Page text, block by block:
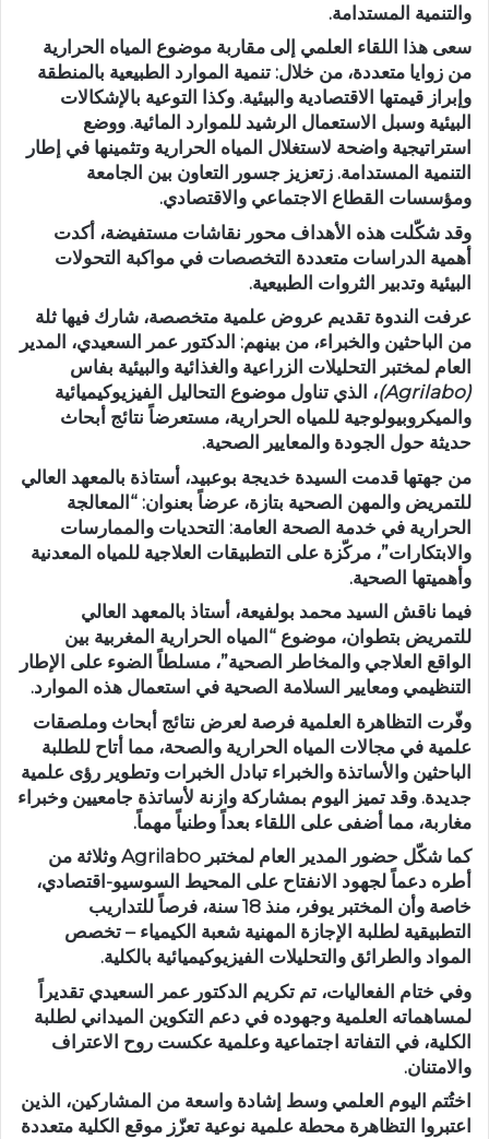
والتنمية المستدامة.
سعى هذا اللقاء العلمي إلى مقاربة موضوع المياه الحرارية
من زوايا متعددة، من خلال: تنمية الموارد الطبيعية بالمنطقة
وإبراز قيمتها الاقتصادية والبيئية. وكذا
التوعية بالإشكالات
البيئية وسبل الاستعمال الرشيد للموارد المائية. ووضع
استراتيجية واضحة لاستغلال المياه الحرارية وتثمينها في إطار
التنمية المستدامة. ز تعزيز جسور التعاون بين الجامعة
ومؤسسات القطاع الاجتماعي والاقتصادي.
وقد شكّلت هذه الأهداف محور نقاشات مستفيضة، أكدت
أهمية الدراسات متعددة التخصصات في مواكبة التحولات
البيئية وتدبير الثروات الطبيعية.
عرفت الندوة تقديم عروض علمية متخصصة، شارك فيها ثلة
من الباحثين والخبراء، من بينهم: الدكتور عمر السعيدي، المدير
العام لمختبر التحليلات الزراعية والغذائية والبيئية بفاس
(Agrilabo)
، الذي تناول موضوع التحاليل الفيزيوكيميائية
والميكروبيولوجية للمياه الحرارية، مستعرضاً نتائج أبحاث
حديثة حول الجودة والمعايير الصحية.
من جهتها قدمت السيدة خديجة بوعبيد، أستاذة بالمعهد العالي
للتمريض والمهن الصحية بتازة، عرضاً بعنوان: “المعالجة
الحرارية في خدمة الصحة العامة: التحديات والممارسات
والابتكارات”، مركّزة على التطبيقات العلاجية للمياه المعدنية
وأهميتها الصحية.
فيما ناقش السيد محمد بولفيعة، أستاذ بالمعهد العالي
للتمريض بتطوان، موضوع “المياه الحرارية المغربية بين
الواقع العلاجي والمخاطر الصحية”، مسلطاً الضوء على الإطار
التنظيمي ومعايير السلامة الصحية في استعمال هذه الموارد.
وفّرت التظاهرة العلمية فرصة لعرض نتائج أبحاث وملصقات
علمية في مجالات المياه الحرارية والصحة، مما أتاح للطلبة
الباحثين والأساتذة والخبراء تبادل الخبرات وتطوير رؤى علمية
جديدة. وقد تميز اليوم بمشاركة وازنة لأساتذة جامعيين وخبراء
مغاربة، مما أضفى على اللقاء بعداً وطنياً مهماً.
كما شكّل حضور المدير العام لمختبر Agrilabo وثلاثة من
أطره دعماً لجهود الانفتاح على المحيط السوسيو-اقتصادي،
خاصة وأن المختبر يوفر، منذ 18 سنة
، فرصاً للتداريب
التطبيقية لطلبة الإجازة المهنية شعبة الكيمياء – تخصص
المواد والطرائق والتحليلات الفيزيوكيميائية بالكلية.
وفي ختام الفعاليات، تم تكريم الدكتور عمر السعيدي تقديراً
لمساهماته العلمية وجهوده في دعم التكوين الميداني لطلبة
الكلية، في التفاتة اجتماعية وعلمية عكست روح الاعتراف
والامتنان.
اختُتم اليوم العلمي وسط إشادة واسعة من المشاركين، الذين
اعتبروا التظاهرة محطة علمية نوعية تعزّز موقع الكلية متعددة